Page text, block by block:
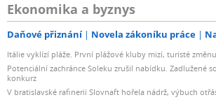
Ekonomika a byznys
Daňové přiznání Novela zákoníku práce
Itálie vyklízí pláže. První plážové kluby mizí, turisté
Potenciální zachránce Soleku zrušil nabídku. Zadlužené
konkurz
V bratislavské rafinerii Slovnaft hořela nádrž, výbuch